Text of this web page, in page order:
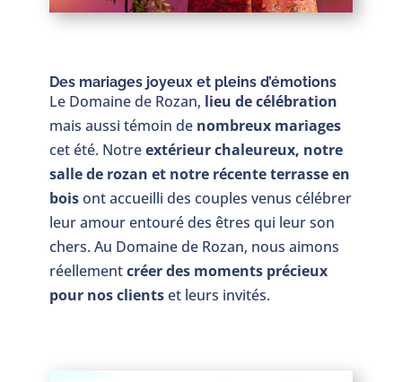
Des mariages joyeux et pleins d’émotions
Le Domaine de Rozan, lieu de célébration
mais aussi témoin de nombreux mariages
cet été. Notreextérieur chaleureux, notre
salle de rozan et notre récente terrasse en
boisont accueilli des couples venus célébrer
leur amour entouré des êtres qui leur son
chers. Au Domaine de Rozan, nous aimons
réellementcréer des moments précieux
pour nos clientset leurs invités.